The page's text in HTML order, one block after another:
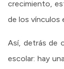
crecimiento,
de los vínculos
Así, detrás de
escolar: hay